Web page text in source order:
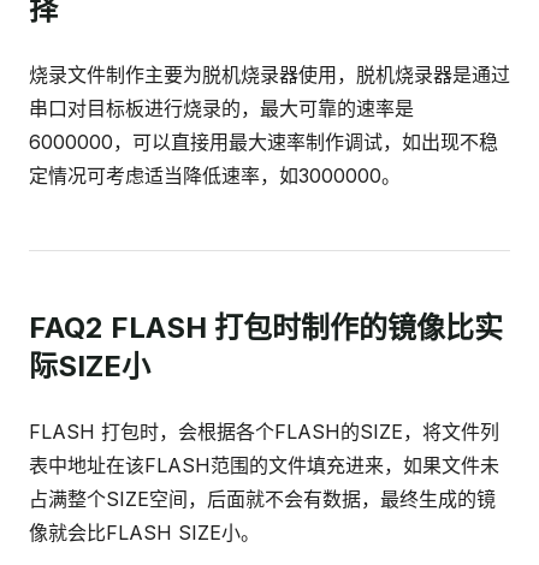
择
烧录文件制作主要为脱机烧录器使用，脱机烧录器是通过
串口对目标板进行烧录的，最大可靠的速率是
6000000，可以直接用最大速率制作调试，如出现不稳
定情况可考虑适当降低速率，如3000000。
FAQ2 FLASH 打包时制作的镜像比实
际SIZE小
FLASH 打包时，会根据各个FLASH的SIZE，将文件列
表中地址在该FLASH范围的文件填充进来，如果文件未
占满整个SIZE空间，后面就不会有数据，最终生成的镜
像就会比FLASH SIZE小。